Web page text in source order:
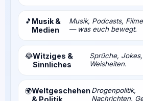
🎵 Musik &
Medien
Musik, Podcasts,
— was euch bewegt.
😂Witziges &
Sinnliches
Sprüche,
Weisheiten.
🌍Weltgeschehen
& Politik
Drogenpolitik,
Nachrichten,